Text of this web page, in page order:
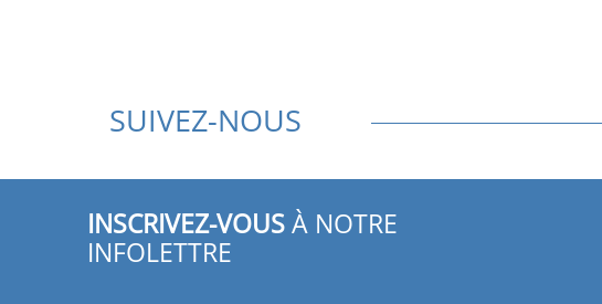
SUIVEZ-NOUS
INSCRIVEZ-VOUSÀ NOTRE
INFOLETTRE